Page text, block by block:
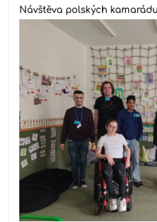
Návštěva polských kamarádu